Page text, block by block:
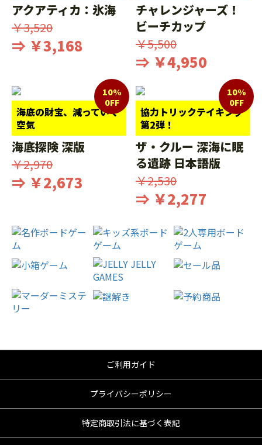
アクアティカ：氷海
￥3,520
⇒ ￥3,168
チャレンジャーズ！
ビーチカップ
￥5,500
⇒ ￥4,950
海底の財宝、減っていく
空気
10%
0FF
海底探険 深版
￥2,970
⇒ ￥2,673
協力トリックテイキング
第2弾！
10%
0FF
ザ・クルー 深海に眠
る遺跡 日本語版
￥2,530
⇒ ￥2,277
ご利用ガイド
プライバシーポリシー
特定商取引法に基づく表記